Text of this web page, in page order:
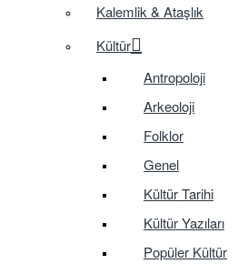
Kalemlik & Ataşlık
Kültür
Antropoloji
Arkeoloji
Folklor
Genel
Kültür Tarihi
Kültür Yazıları
Popüler Kültür